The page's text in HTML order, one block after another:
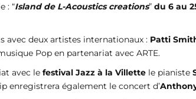
: “Island de L-Acoustics creations” du 6 au
avec deux artistes internationaux : Patti
Pop en partenariat avec ARTE.
avec le festival Jazz à la Villette le pianiste
enregistrera également le concert d’